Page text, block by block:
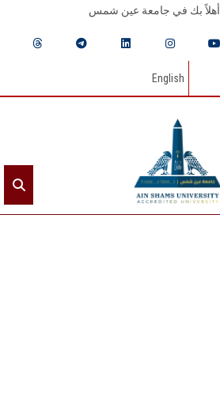
أهلاً بك في جامعة عين شمس
English